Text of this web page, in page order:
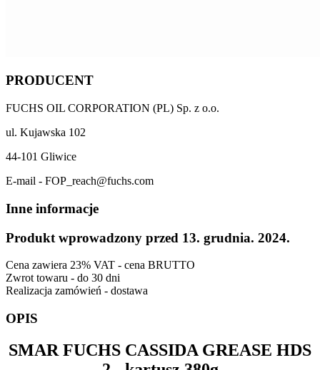
PRODUCENT
FUCHS OIL CORPORATION (PL) Sp. z o.o.
ul. Kujawska 102
44-101 Gliwice
E-mail - FOP_reach@fuchs.com
Inne informacje
Produkt wprowadzony przed 13. grudnia. 2024.
Cena zawiera 23% VAT - cena BRUTTO
Zwrot towaru - do 30 dni
Realizacja zamówień - dostawa
OPIS
SMAR FUCHS CASSIDA GREASE HDS